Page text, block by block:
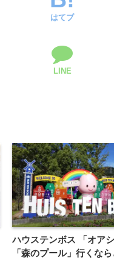
はてブ
LINE
ハウステンボス 「オア
「森のプール」行くな